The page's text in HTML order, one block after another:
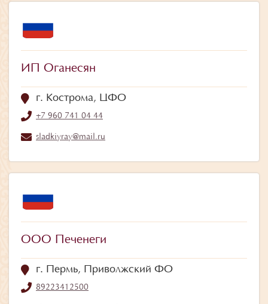
ИП Оганесян
г. Кострома, ЦФО
+7 960 741 04 44
sladkiyray@mail.ru
ООО Печенеги
г. Пермь, Приволжский ФО
89223412500